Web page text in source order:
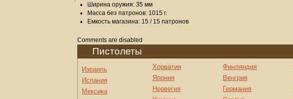
Ширина оружия: 35 мм
Масса без патронов: 1015 г.
Емкость магазина: 15 / 15 патронов
Comments are disabled
Пистолеты
Израиль
Испания
Мексика
Хорватия
Япония
Норвегия
Финляндия
Венгрия
Германия